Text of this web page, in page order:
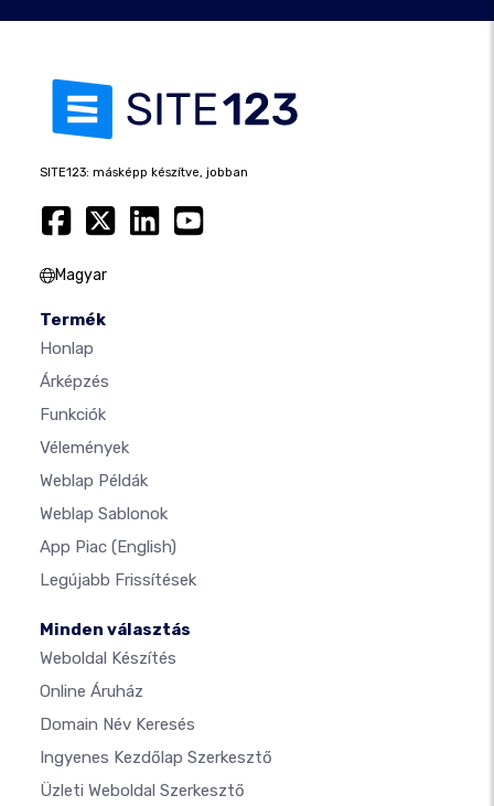
SITE123: másképp készítve, jobban
Magyar
Termék
Honlap
Árképzés
Funkciók
Vélemények
Weblap Példák
Weblap Sablonok
App Piac (English)
Legújabb Frissítések
Minden választás
Weboldal Készítés
Online Áruház
Domain Név Keresés
Ingyenes Kezdőlap Szerkesztő
Üzleti Weboldal Szerkesztő